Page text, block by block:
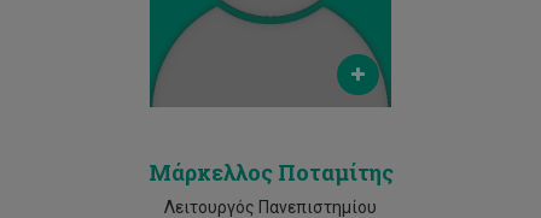
Μάρκελλος Ποταμίτης
Λειτουργός Πανεπιστημίου